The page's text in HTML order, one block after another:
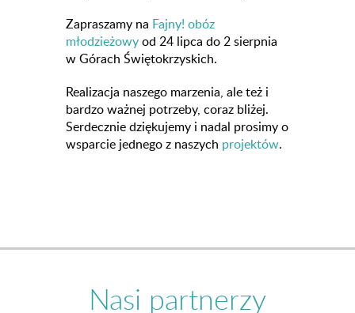
Zapraszamy na Fajny! obóz
młodzieżowyod 24 lipca do 2 sierpnia
w Górach Świętokrzyskich.
Realizacja naszego marzenia, ale też i
bardzo ważnej potrzeby, coraz bliżej.
Serdecznie dziękujemy i nadal prosimy o
wsparcie jednego z naszych projektów.
Nasi partnerzy